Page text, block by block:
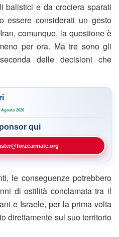
balistici e da crociera sparati
essere considerati un gesto
comunque, la questione è
per ora. Ma tre sono gli
delle decisioni che
2026
qui
le conseguenze potrebbero
di ostilità conclamata tra il
e Israele, per la prima volta
direttamente sul suo territorio